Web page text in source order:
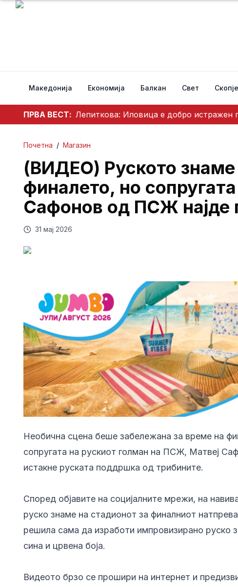
Македонија Економија Балкан Свет Скопје
ПРВА ВЕСТ: Лепиткова: Иловица е добро истражен
Почетна / Магазин
(ВИДЕО) Руското
финалето, но
Сафонов од ПСЖ најде
31 мај 2026
Необична сцена беше забележана за време на
сопругата на рускиот голман на ПСЖ, Матвеј
истакне руската поддршка од трибините.
Според објавите на социјалните мрежи, на
руско знаме на стадионот за финалниот
решила сама да изработи импровизирано руско
сина и црвена боја.
Видеото брзо се прошири на интернет и